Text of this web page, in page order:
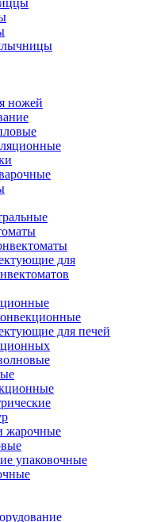
ножей
для
для печей
жарочные
упаковочные